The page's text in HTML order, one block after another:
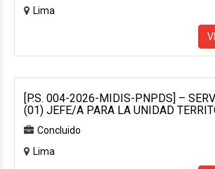
Lima
[P.S. 004-2026-MIDIS-PNPDS] –
(01) JEFE/A PARA LA UNIDAD
Concluido
Lima